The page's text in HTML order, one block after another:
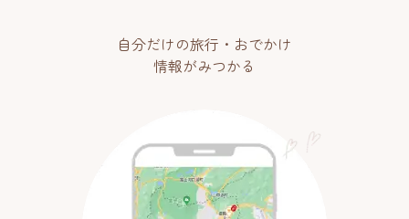
自分だけの旅行・おでかけ
情報がみつかる